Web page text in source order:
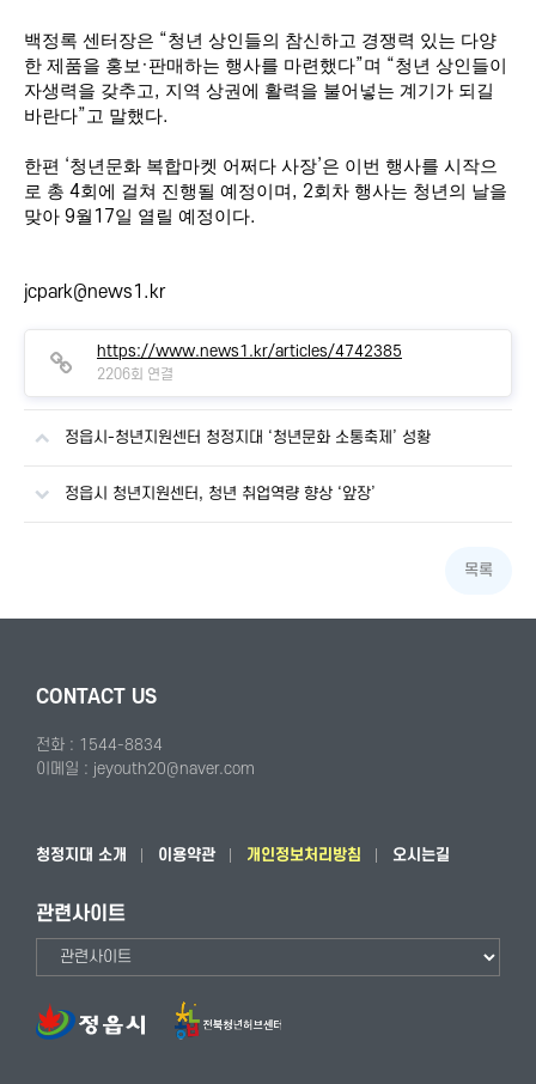
백정록 센터장은 “청년 상인들의 참신하고 경쟁력 있는 다양
한 제품을 홍보 ·판매하는 행사를 마련했다”며 “청년 상인들이
자생력을 갖추고, 지역 상권에 활력을 불어넣는 계기가 되길
바란다” 고 말했다.
한편 ‘청년문화 복합마켓 어쩌다 사장’은 이번 행사를 시작으
로 총 4회에 걸쳐 진행될 예정이며 , 2회차 행사는 청년의 날을
맞아 9월 17일 열릴 예정이다.
jcpark@news1.kr
https://www.news1.kr/articles/4742385
2206회 연결
정읍시-청년지원센터 청정지대 ‘청년문화 소통축제’ 성황
정읍시 청년지원센터, 청년 취업역량 향상 ‘앞장’
목록
CONTACT US
전화 : 1544-8834
이메일 : jeyouth20@naver.com
청정지대 소개 이용약관 개인정보처리방침 오시는길
관련사이트